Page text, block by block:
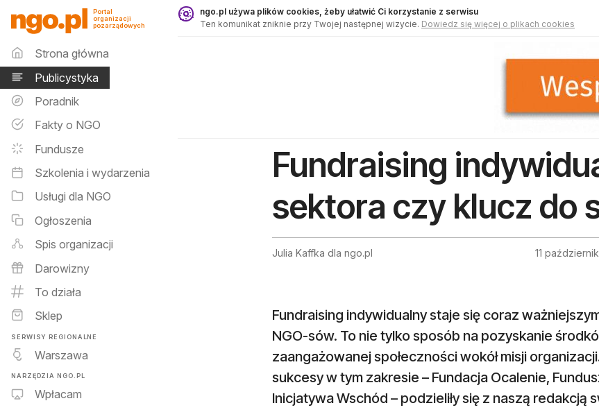
Publicystyka - ngo.pl
Portal
organizacji
pozarządowych
Menu główne
Strona główna
Publicystyka
Poradnik
Fakty o NGO
Fundusze
Szkolenia i wydarzenia
Usługi dla NGO
Ogłoszenia
Spis organizacji
Darowizny
To działa
Sklep
SERWISY REGIONALNE
Warszawa
NARZĘDZIA NGO.PL
Wpłacam
ngo.pl używa plików cookies, żeby ułatwić Ci korzystanie z serwisu
Ten komunikat zniknie przy Twojej następnej wizycie. Dowiedz się więcej o plikach cookies
Fundraising
sektora czy klucz do
Julia Kaffka dla ngo.pl 11
Fundraising indywidualny staje się coraz
NGO-sów. To nie tylko sposób na pozyskanie
zaangażowanej społeczności wokół misji
sukcesy w tym zakresie – Fundacja Ocalenie,
Inicjatywa Wschód – podzieliły się z naszą